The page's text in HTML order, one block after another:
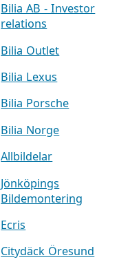
Bilia AB - Investor
relations
Bilia Outlet
Bilia Lexus
Bilia Porsche
Bilia Norge
Allbildelar
Jönköpings
Bildemontering
Ecris
Citydäck Öresund